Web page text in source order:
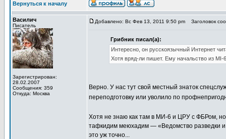
Вернуться к началу
Василич
Писатель
Зарегистрирован:
28.02.2007
Сообщения: 359
Откуда: Москва
Добавлено: Вс Фев 13, 2011 9:50 pm Заголовок
Грибник писал(а):
Интересно, он русскоязычный Интернет
Хотя вряд-ли пишет. Ему начальство из MI-
Верно. У нас тут свой местный знаток
переподготовку или уволило по
Хотя не знаю как там в МИ-6 и ЦРУ с ФБРом,
тафкидим меюхадим — «Ведомство разведки и
это уж точно...